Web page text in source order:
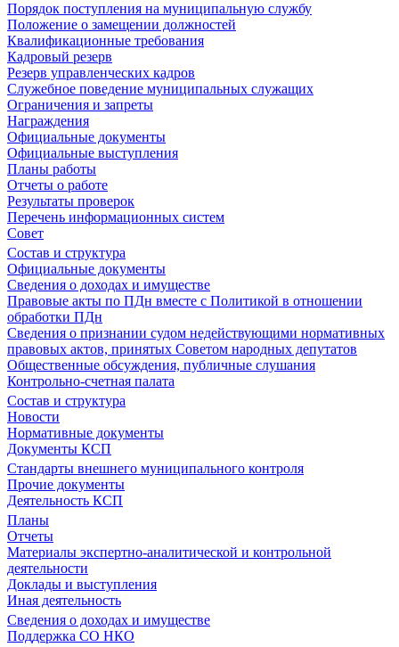
Порядок поступления на муниципальную службу
Положение о замещении должностей
Квалификационные требования
Кадровый резерв
Резерв управленческих кадров
Служебное поведение муниципальных служащих
Ограничения и запреты
Награждения
Официальные документы
Официальные выступления
Планы работы
Отчеты о работе
Результаты проверок
Перечень информационных систем
Совет
Состав и структура
Официальные документы
Сведения о доходах и имуществе
Правовые акты по ПДн вместе с Политикой в отношении
обработки ПДн
Сведения о признании судом недействующими нормативных
правовых актов, принятых Советом народных депутатов
Общественные обсуждения, публичные слушания
Контрольно-счетная палата
Состав и структура
Новости
Нормативные документы
Документы КСП
Стандарты внешнего муниципального контроля
Прочие документы
Деятельность КСП
Планы
Отчеты
Материалы экспертно-аналитической и контрольной
деятельности
Доклады и выступления
Иная деятельность
Сведения о доходах и имуществе
Поддержка СО НКО